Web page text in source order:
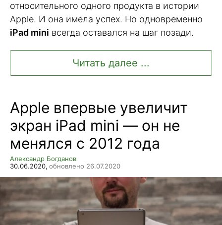
относительного одного продукта в истории
Apple. И она имела успех. Но одновременно
iPad mini всегда оставался на шаг позади.
Читать далее ...
Apple впервые увеличит
экран iPad mini — он не
менялся с 2012 года
Александр Богданов
30.06.2020, обновлено 26.07.2020